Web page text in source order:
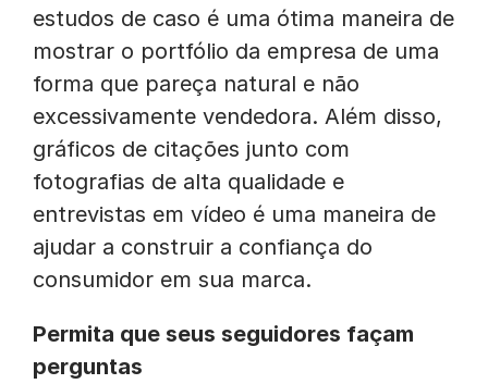
estudos de caso é uma ótima maneira de
mostrar o portfólio da empresa de uma
forma que pareça natural e não
excessivamente vendedora. Além disso,
gráficos de citações junto com
fotografias de alta qualidade e
entrevistas em vídeo é uma maneira de
ajudar a construir a confiança do
consumidor em sua marca.
Permita que seus seguidores façam
perguntas